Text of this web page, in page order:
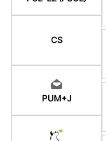
CS
PUM+J